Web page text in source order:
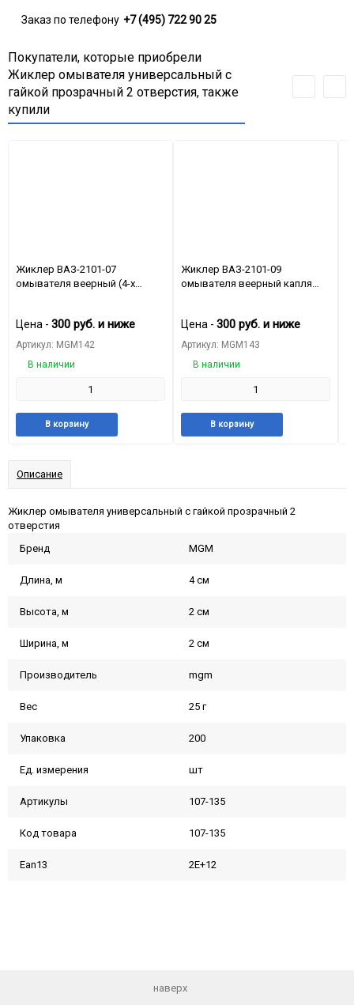
Заказ по телефону +7 (495) 722 90 25
Покупатели, которые приобрели
Жиклер омывателя универсальный с
гайкой прозрачный 2 отверстия, также
купили
Жиклер ВАЗ-2101-07
омывателя веерный (4-х
Цена - 300 руб. и ниже
Артикул: MGM142
В наличии
В корзину
Жиклер ВАЗ-2101-09
омывателя веерный капля
Цена - 300 руб. и ниже
Артикул: MGM143
В наличии
В корзину
Описание
Жиклер омывателя универсальный с гайкой прозрачный 2
отверстия
Бренд
MGM
Длина, м 4 см
Высота, м 2 см
Ширина, м 2 см
Производитель mgm
Вес 25 г
Упаковка 200
Ед. измерения шт
Артикулы 107-135
Код товара 107-135
Ean13 2E+12
наверх